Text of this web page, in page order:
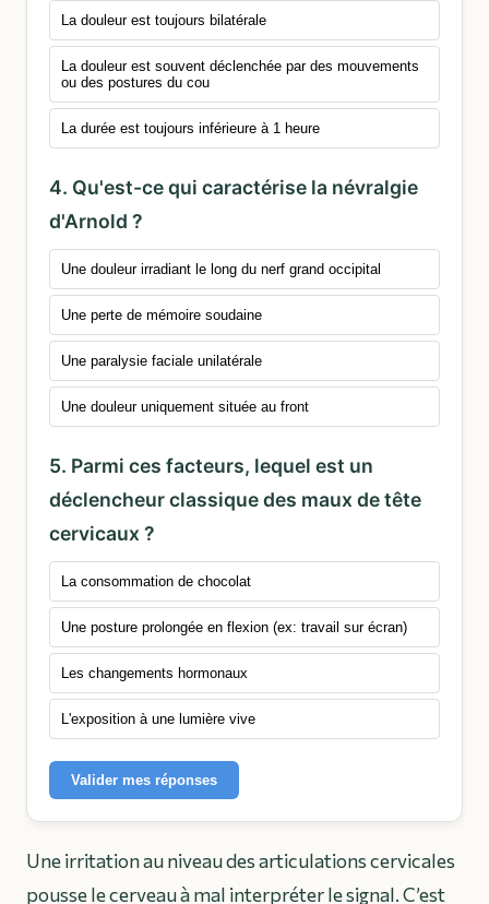
La douleur est toujours bilatérale
La douleur est souvent déclenchée par des mouvements
ou des postures du cou
La durée est toujours inférieure à 1 heure
4. Qu'est-ce qui caractérise la névralgie
d'Arnold ?
Une douleur irradiant le long du nerf grand occipital
Une perte de mémoire soudaine
Une paralysie faciale unilatérale
Une douleur uniquement située au front
5. Parmi ces facteurs, lequel est un
déclencheur classique des maux de tête
cervicaux ?
La consommation de chocolat
Une posture prolongée en flexion (ex: travail sur écran)
Les changements hormonaux
L'exposition à une lumière vive
Valider mes réponses
Une irritation au niveau des articulations cervicales
pousse le cerveau à mal interpréter le signal. C’est